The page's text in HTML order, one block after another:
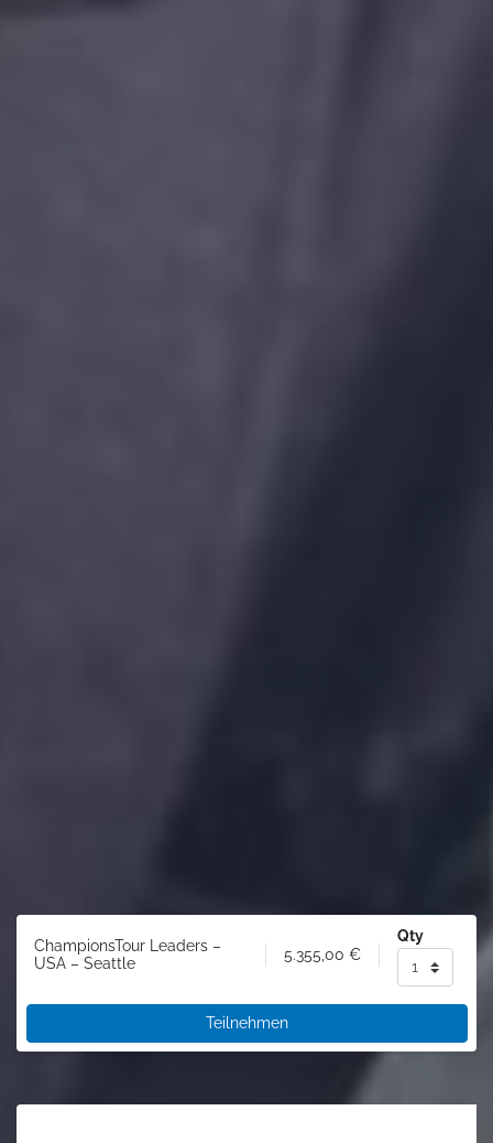
ChampionsTour Leaders –
USA – Seattle
5.355,00 €
Qty
Teilnehmen